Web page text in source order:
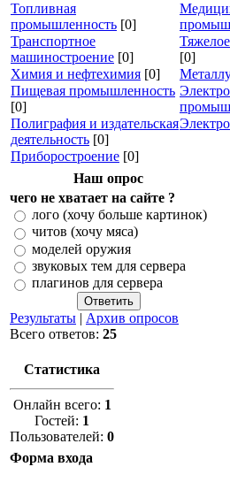
Топливная
промышленность [0]
Транспортное
машиностроение [0]
[0]
Химия и нефтехимия [0]
Пищевая промышленность
[0]
Полиграфия и издательская
деятельность [0]
Приборостроение [0]
Наш опрос
чего не хватает на сайте ?
лого (хочу больше картинок)
читов (хочу мяса)
моделей оружия
звуковых тем для сервера
плагинов для сервера
Результаты | Архив опросов
Всего ответов: 25
Статистика
Онлайн всего: 1
Гостей: 1
Пользователей: 0
Форма входа